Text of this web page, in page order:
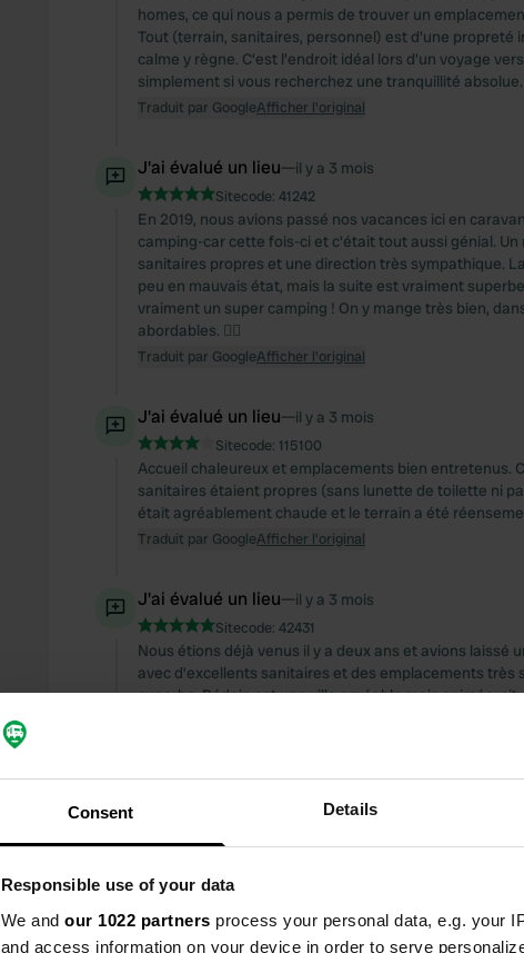
Consent Details
Responsible use of your data
We and our 1022 partners process your personal data, e.g. your
and access information on your device in order to serve
homes, ce qui nous a permis de trouver un
Tout (terrain, sanitaires, personnel) est d'une propreté
calme y règne. C'est l'endroit idéal lors d'un voyage
simplement si vous recherchez une tranquillité absolue.
Traduit par GoogleAfficher l'original
J'ai évalué un lieu—il y a 3 mois
Sitecode: 41242
En 2019, nous avions passé nos vacances ici en
camping-car cette fois-ci et c'était tout aussi génial.
sanitaires propres et une direction très sympathique.
peu en mauvais état, mais la suite est vraiment
vraiment un super camping ! On y mange très bien,
abordables. 👌🏽
Traduit par GoogleAfficher l'original
J'ai évalué un lieu—il y a 3 mois
Sitecode: 115100
Accueil chaleureux et emplacements bien entretenus.
sanitaires étaient propres (sans lunette de toilette ni
était agréablement chaude et le terrain a été
Traduit par GoogleAfficher l'original
J'ai évalué un lieu—il y a 3 mois
Sitecode: 42431
Nous étions déjà venus il y a deux ans et avions laissé
avec d'excellents sanitaires et des emplacements très
superbe. Bédoin est une ville agréable mais animée,
remarque rien de tout cela sur le camping. Nous
Un camping très propre avec des sanitaires
séjourné dans des campings à la campagne, vous
personnel est exceptionnellement accueillant et de
semaine ! 👌🏽